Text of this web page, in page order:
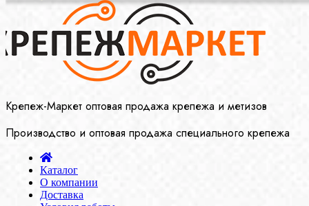
Крепеж-Маркет оптовая продажа крепежа и метизов
Производство и оптовая продажа специального крепежа
Каталог
О компании
Доставка